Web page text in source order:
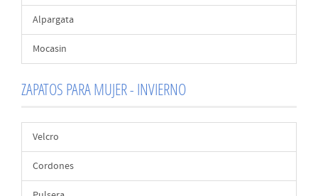
Alpargata
Mocasin
ZAPATOS PARA MUJER - INVIERNO
Velcro
Cordones